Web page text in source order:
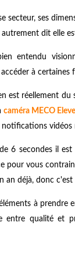
secteur, ses
autrement dit elle
entendu
à certaines
est réellement
caméra MECO
vidéos
6 secondes il
pour vous
an déjà, donc
à prendre
entre qualité et